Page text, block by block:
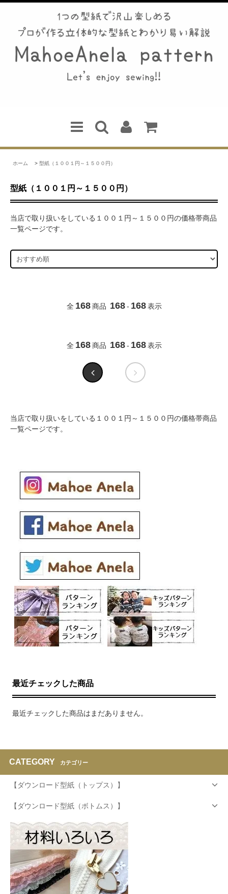
ホーム > 型紙（１００１円～１５００円）
型紙（１００１円～１５００円）
当店で取り扱いをしている１００１円～１５００円の価格帯商品
一覧ページです。
全 168 商品 168 - 168 表示
全 168 商品 168 - 168 表示
当店で取り扱いをしている１００１円～１５００円の価格帯商品
一覧ページです。
最近チェックした商品
最近チェックした商品はまだありません。
CATEGORY カテゴリー
【ダウンロード型紙（トップス）】
【ダウンロード型紙（ボトムス）】